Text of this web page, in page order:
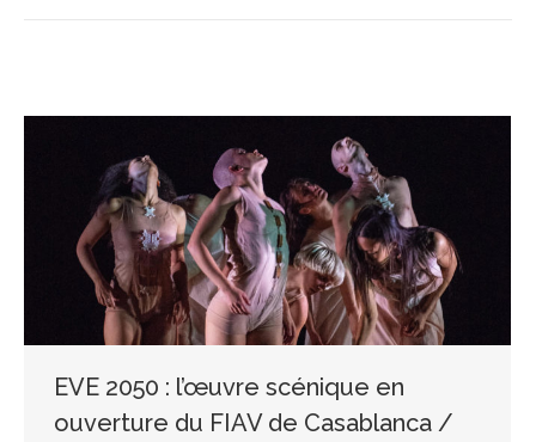
EVE 2050 : l’œuvre scénique en
ouverture du FIAV de Casablanca /